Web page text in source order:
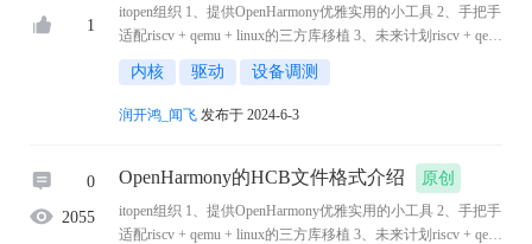
1
itopen组织 1、提供OpenHarmony优雅实用的小工具 2、手把手
适配riscv + qemu + linux的三方库移植 3、未来计划riscv + qem
u + ohos的三方库移植 + 小程序开发 4、一切拥抱开源，拥抱
国产化 一、tracepoint的机制 1.1 ...
内核 驱动 设备调测
润开鸿_闻飞 发布于 2024-6-3
0
2055
OpenHarmony的HCB文件格式介绍 原创
itopen组织 1、提供OpenHarmony优雅实用的小工具 2、手把手
适配riscv + qemu + linux的三方库移植 3、未来计划riscv + qem